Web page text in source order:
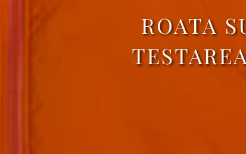
ROATA